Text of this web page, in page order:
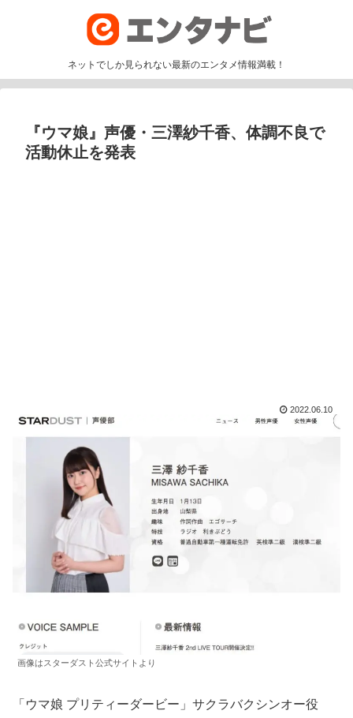
ネットでしか見られない最新のエンタメ情報満載！
『ウマ娘』声優・三澤紗千香、体調不良で
活動休止を発表
2022.06.10
画像はスターダスト公式サイトより
「ウマ娘 プリティーダービー」サクラバクシンオー役